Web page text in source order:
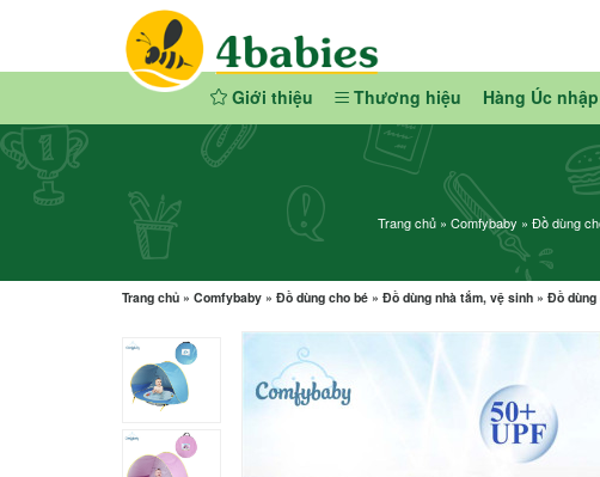
Giới thiệu Thương hiệu Hàng Úc
Trang chủ» Comfybaby » Đồ dùng
Trang chủ » Comfybaby » Đồ dùng cho bé » Đồ dùng nhà tắm, vệ sinh » Đồ dùng